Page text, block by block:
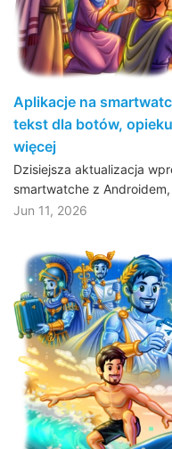
Aplikacje na
tekst dla botów,
więcej
Dzisiejsza aktualizacja
smartwatche z
Jun 11, 2026